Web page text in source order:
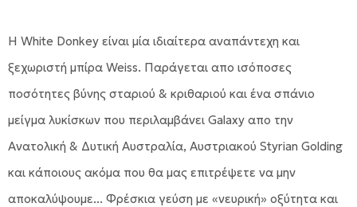
Η White Donkey είναι μία ιδιαίτερα αναπάντεχη και
ξεχωριστή μπίρα Weiss. Παράγεται απο ισόποσες
ποσότητες βύνης σταριού & κριθαριού και ένα σπάνιο
μείγμα λυκίσκων που περιλαμβάνει Galaxy απο την
Ανατολική & Δυτική Αυστραλία, Αυστριακού Styrian Golding
και κάποιους ακόμα που θα μας επιτρέψετε να μην
αποκαλύψουμε... Φρέσκια γεύση με «νευρική» οξύτητα και